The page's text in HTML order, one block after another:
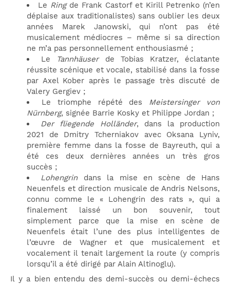
Le Ringde Frank Castorf et Kirill Petrenko (n’en
déplaise aux traditionalistes) sans oublier les deux
années Marek Janowski, qui n’ont pas été
musicalement médiocres – même si sa direction
ne m’a pas personnellement enthousiasmé ;
Le
Tannhäuserde Tobias Kratzer, éclatante
réussite scénique et vocale, stabilisé dans la fosse
par Axel Kober après le passage très discuté de
Valery Gergiev ;
Le triomphe répété des Meistersinger von
Nürnberg, signée Barrie Kosky et Philippe Jordan ;
Der fliegende Holländer, dans la production
2021 de Dmitry Tcherniakov avec Oksana Lyniv,
première femme dans la fosse de Bayreuth, qui a
été ces deux dernières années un très gros
succès ;
Lohengrindans la mise en scène de Hans
Neuenfels et direction musicale de Andris Nelsons,
connu comme le « Lohengrin des rats », qui a
finalement laissé un bon souvenir, tout
simplement parce que la mise en scène de
Neuenfels était l’une des plus intelligentes de
l’œuvre de Wagner et que musicalement et
vocalement il tenait largement la route (y compris
lorsqu’il a été dirigé par Alain Altinoglu).
Il y a bien entendu des demi-succès ou demi-échecs